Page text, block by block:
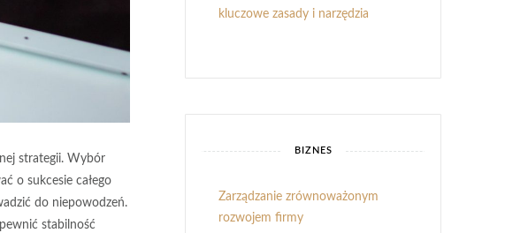
strategii. Wybór
o sukcesie całego
do niepowodzeń.
stabilność
kluczowe zasady i narzędzia
BIZNES
Zarządzanie zrównoważonym
rozwojem firmy